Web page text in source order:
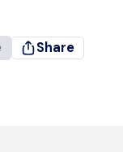
Share